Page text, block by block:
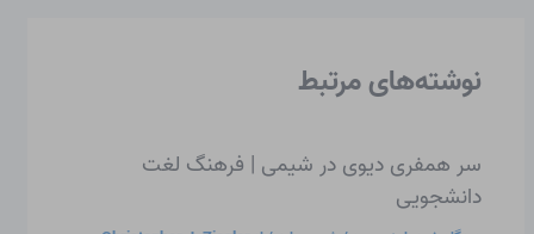
نوشته‌های مرتبط
سر همفری دیوی در شیمی | فرهنگ لغت
دانشجویی